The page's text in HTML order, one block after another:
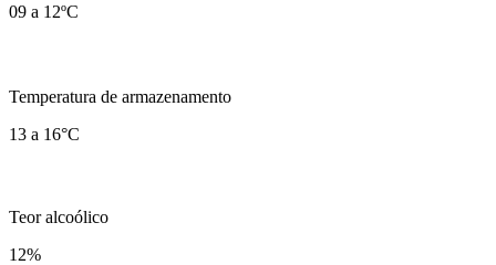
09 a 12ºC
Temperatura de armazenamento
13 a 16°C
Teor alcoólico
12%